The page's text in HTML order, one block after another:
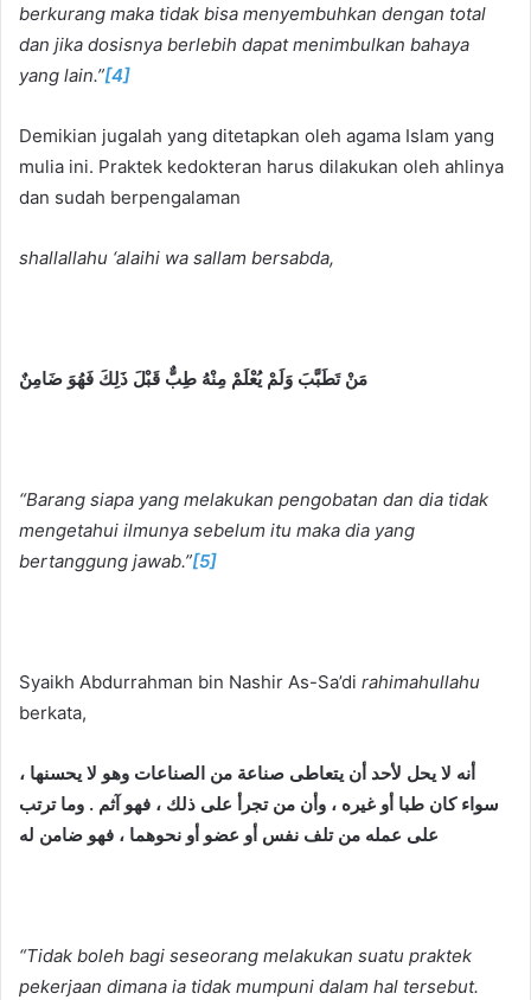
berkurang maka tidak bisa menyembuhkan dengan total
dan jika dosisnya berlebih dapat menimbulkan bahaya
yang lain.”[4]
Demikian jugalah yang ditetapkan oleh agama Islam yang
mulia ini. Praktek kedokteran harus dilakukan oleh ahlinya
dan sudah berpengalaman
shallallahu ‘alaihi wa sallam bersabda,
مَنْ تَطَبَّبَ وَلَمْ يُعْلَمْ مِنْهُ طِبٌّ قَبْلَ ذَلِكَ فَهُوَ ضَامِنٌ
“Barang siapa yang melakukan pengobatan dan dia tidak
mengetahui ilmunya sebelum itu maka dia yang
bertanggung jawab.”[5]
Syaikh Abdurrahman bin Nashir As-Sa’di rahimahullahu
berkata,
أنه لا يحل لأحد أن يتعاطى صناعة من الصناعات وهو لا يحسنها ،
سواء كان طبا أو غيره ، وأن من تجرأ على ذلك ، فهو آثم . وما ترتب
على عمله من تلف نفس أو عضو أو نحوهما ، فهو ضامن له
“Tidak boleh bagi seseorang melakukan suatu praktek
pekerjaan dimana ia tidak mumpuni dalam hal tersebut.